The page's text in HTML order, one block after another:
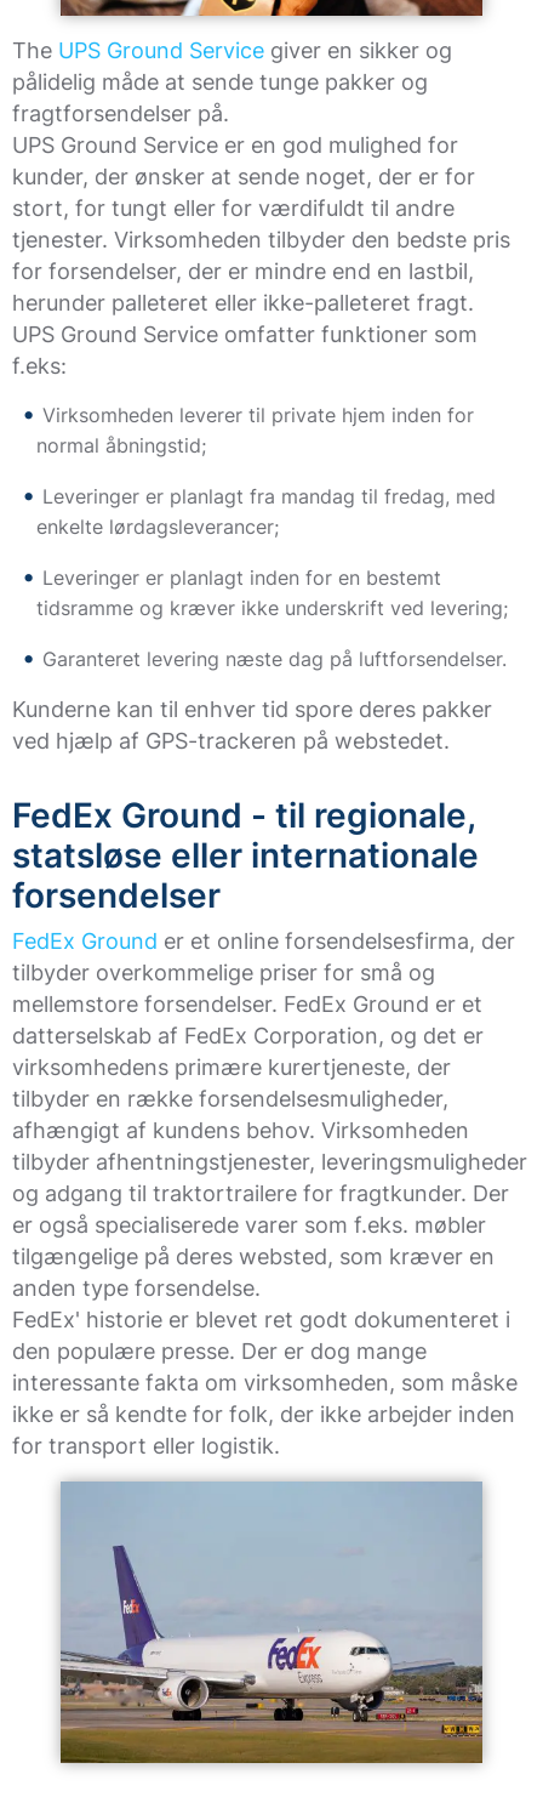
The UPS Ground Service giver en sikker og
pålidelig måde at sende tunge pakker og
fragtforsendelser på.
UPS Ground Service er en god mulighed for
kunder, der ønsker at sende noget, der er for
stort, for tungt eller for værdifuldt til andre
tjenester. Virksomheden tilbyder den bedste pris
for forsendelser, der er mindre end en lastbil,
herunder palleteret eller ikke-palleteret fragt.
UPS Ground Service omfatter funktioner som
f.eks:
Virksomheden leverer til private hjem inden for
normal åbningstid;
Leveringer er planlagt fra mandag til fredag, med
enkelte lørdagsleverancer;
Leveringer er planlagt inden for en bestemt
tidsramme og kræver ikke underskrift ved levering;
Garanteret levering næste dag på luftforsendelser.
Kunderne kan til enhver tid spore deres pakker
ved hjælp af GPS-trackeren på webstedet.
FedEx Ground - til regionale,
statsløse eller internationale
forsendelser
FedEx Ground er et online forsendelsesfirma, der
tilbyder overkommelige priser for små og
mellemstore forsendelser. FedEx Ground er et
datterselskab af FedEx Corporation, og det er
virksomhedens primære kurertjeneste, der
tilbyder en række forsendelsesmuligheder,
afhængigt af kundens behov. Virksomheden
tilbyder afhentningstjenester, leveringsmuligheder
og adgang til traktortrailere for fragtkunder. Der
er også specialiserede varer som f.eks. møbler
tilgængelige på deres websted, som kræver en
anden type forsendelse.
FedEx' historie er blevet ret godt dokumenteret i
den populære presse. Der er dog mange
interessante fakta om virksomheden, som måske
ikke er så kendte for folk, der ikke arbejder inden
for transport eller logistik.